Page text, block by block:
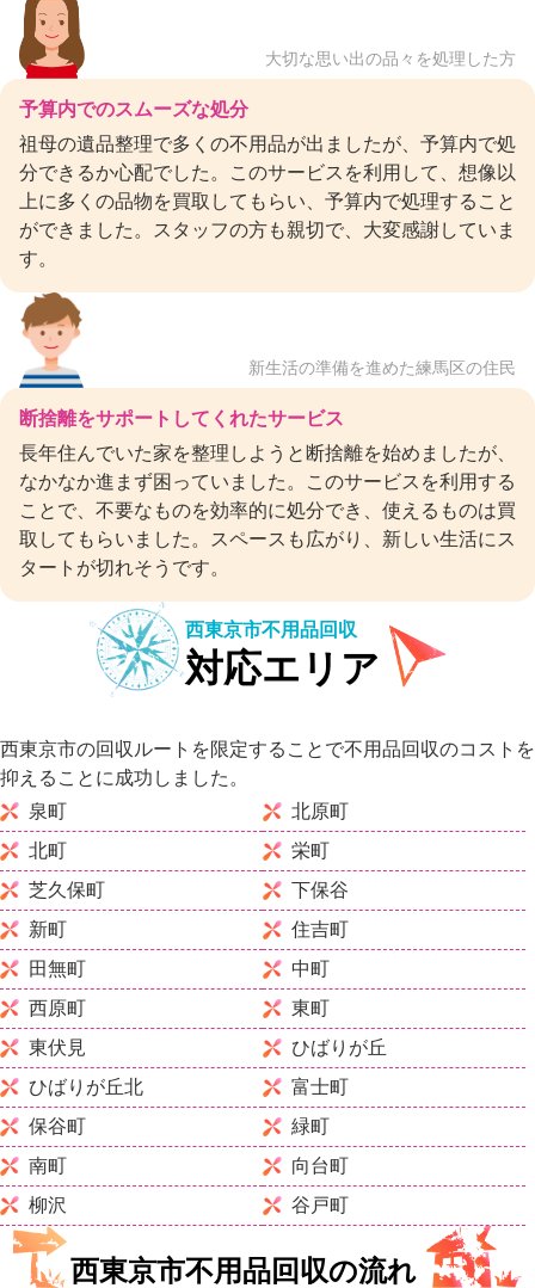
予算内でのスムーズな処分
祖母の遺品整理で多くの不用品が出ましたが、予算内で処
分できるか心配でした。このサービスを利用して、想像以
上に多くの品物を買取してもらい、予算内で処理すること
ができました。スタッフの方も親切で、大変感謝していま
す。
大切な思い出の品々を処理した方
断捨離をサポートしてくれたサービス
長年住んでいた家を整理しようと断捨離を始めましたが、
なかなか進まず困っていました。このサービスを利用する
ことで、不要なものを効率的に処分でき、使えるものは買
取してもらいました。スペースも広がり、新しい生活にス
タートが切れそうです。
新生活の準備を進めた練馬区の住民
西東京市不用品回収
対応エリア
西東京市の回収ルートを限定することで不用品回収のコストを
抑えることに成功しました。
泉町
北原町
北町
栄町
芝久保町
下保谷
新町
住吉町
田無町
中町
西原町
東町
東伏見
ひばりが丘
ひばりが丘北
富士町
保谷町
緑町
南町
向台町
柳沢
谷戸町
西東京市不用品回収の流れ